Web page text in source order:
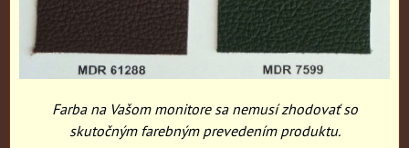
Farba na Vašom monitore sa nemusí zhodovať so
skutočným farebným prevedením produktu.